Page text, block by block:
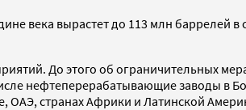
века вырастет до 113 млн баррелей в
До этого об ограничительных
нефтеперерабатывающие заводы в
ОАЭ, странах Африки и Латинской